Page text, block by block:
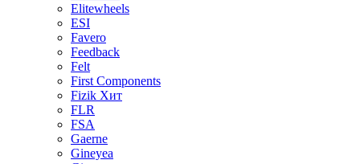
Elitewheels
ESI
Favero
Feedback
Felt
First Components
Fizik Хит
FLR
FSA
Gaerne
Gineyea